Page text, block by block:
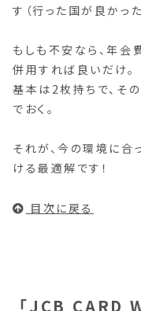
す（行った国が良かっ
もしも不安なら、年
併用すれば良いだけ。
基本は2枚持ちで、そ
でおく。
それが、今の環境に合
ける最適解です！
目次に戻る
「JCB CARD